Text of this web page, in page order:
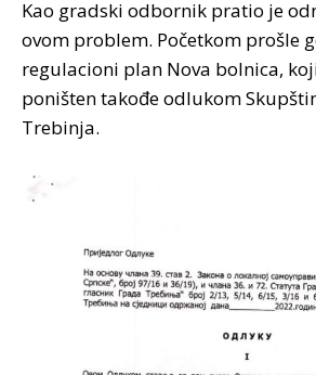
Kao gradski odbornik pratio je
ovom problem. Početkom prošle
regulacioni plan Nova bolnica,
poništen takođe odlukom
Trebinja.